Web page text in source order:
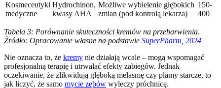
Kosmeceutyki
medyczne
Hydrochinon,
kwasy AHA
Możliwe wybielenie głębokich
zmian (pod kontrolą lekarza)
150-
400
Tabela 3: Porównanie skuteczności kremów na przebarwienia.
Źródło: Opracowanie własne na podstawie SuperPharm, 2024
Nie oznacza to, że kremy nie działają wcale – mogą wspomagać
profesjonalną terapię i utrwalać efekty zabiegów. Jednak
oczekiwanie, że zlikwidują głęboką melasmę czy plamy starcze, to
jak liczyć, że samo mycie zębów wyleczy próchnicę.